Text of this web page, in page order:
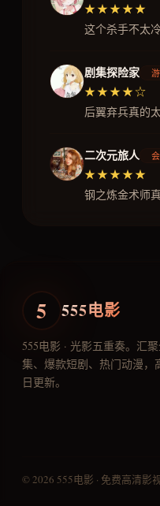
★★★★★
这个杀手不太
剧集探险家
★★★★☆
后翼弃兵真的
二次元旅人
★★★★★
钢之炼金术师
5 555电影
555电影 · 光影五重奏。汇
集、爆款短剧、热门动漫，
日更新。
© 2026 555电影 · 免费高清影